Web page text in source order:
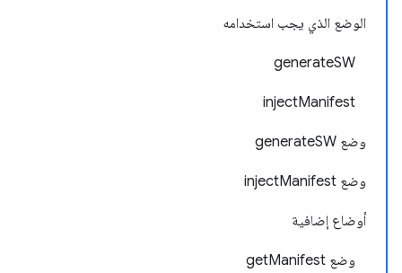
الوضع الذي يجب استخدامه
generateSW
injectManifest
وضع generateSW
وضع injectManifest
أوضاع إضافية
وضع getManifest